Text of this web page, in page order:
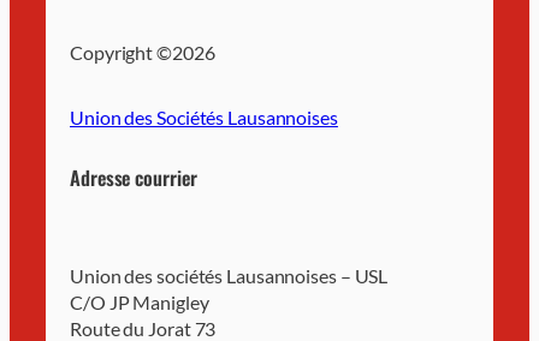
Copyright ©2026
Union des Sociétés Lausannoises
Adresse courrier
Union des sociétés Lausannoises – USL
C/O JP Manigley
Route du Jorat 73